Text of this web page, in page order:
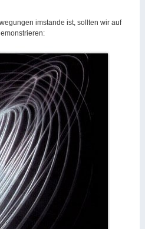
imstande ist, sollten wir auf